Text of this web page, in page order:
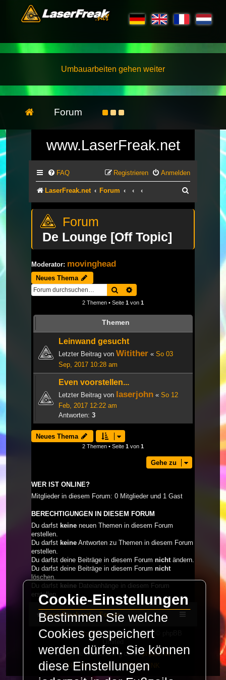
Umbauarbeiten gehen weiter
Forum
www.LaserFreak.net
FAQ Anmelden
Registrieren
LaserFreak.net Forum
De Lounge [Off Topic]
Moderator: movinghead
Neues Thema
Suche
2 Themen • Seite 1 von 1
Themen
Leinwand gesucht
Letzter Beitrag von Witither « So 03
Sep, 2017 10:28 am
Even voorstellen...
Letzter Beitrag von laserjohn « So 12
Feb, 2017 12:22 am
Antworten: 3
Neues Thema
2 Themen • Seite 1 von 1
Gehe zu
WER IST ONLINE?
Mitglieder in diesem Forum: 0 Mitglieder und 1 Gast
BERECHTIGUNGEN IN DIESEM FORUM
Du darfst keine neuen Themen in diesem Forum
erstellen.
Du darfst keine Antworten zu Themen in diesem Forum
erstellen.
Du darfst deine Beiträge in diesem Forum nichtändern.
Du darfst deine Beiträge in diesem Forum nicht
löschen.
Du darfst keine Dateianhänge in diesem Forum
erstellen.
LaserFreak.net Forum
Powered byphpBB® Forum Software © phpBB
Limited
Deutsche Übersetzung durchphpBB.de
PRIVACY_LINK | TERMS_LINK
Cookie-Einstellungen
Bestimmen Sie welche
Cookies gespeichert
werden dürfen. Sie können
diese Einstellungen